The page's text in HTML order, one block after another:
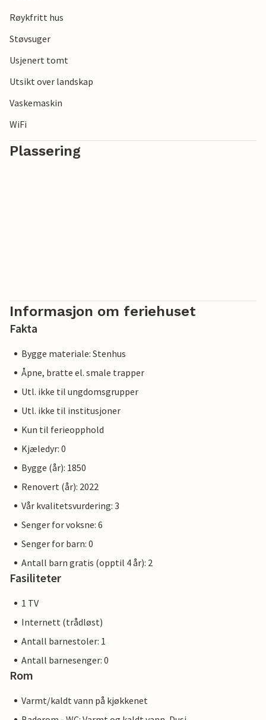
vil sette pris på den vakre stranden ved Åhus.
Røykfritt hus
Støvsuger
Usjenert tomt
Utsikt over landskap
Vaskemaskin
WiFi
Plassering
Informasjon om feriehuset
Fakta
Bygge materiale: Stenhus
Åpne, bratte el. smale trapper
Utl. ikke til ungdomsgrupper
Utl. ikke til institusjoner
Kun til ferieopphold
Kjæledyr: 0
Bygge (år): 1850
Renovert (år): 2022
Vår kvalitetsvurdering: 3
Senger for voksne: 6
Senger for barn: 0
Antall barn gratis (opptil 4 år): 2
Fasiliteter
1 TV
Internett (trådløst)
Antall barnestoler: 1
Antall barnesenger: 0
Rom
Varmt/kaldt vann på kjøkkenet